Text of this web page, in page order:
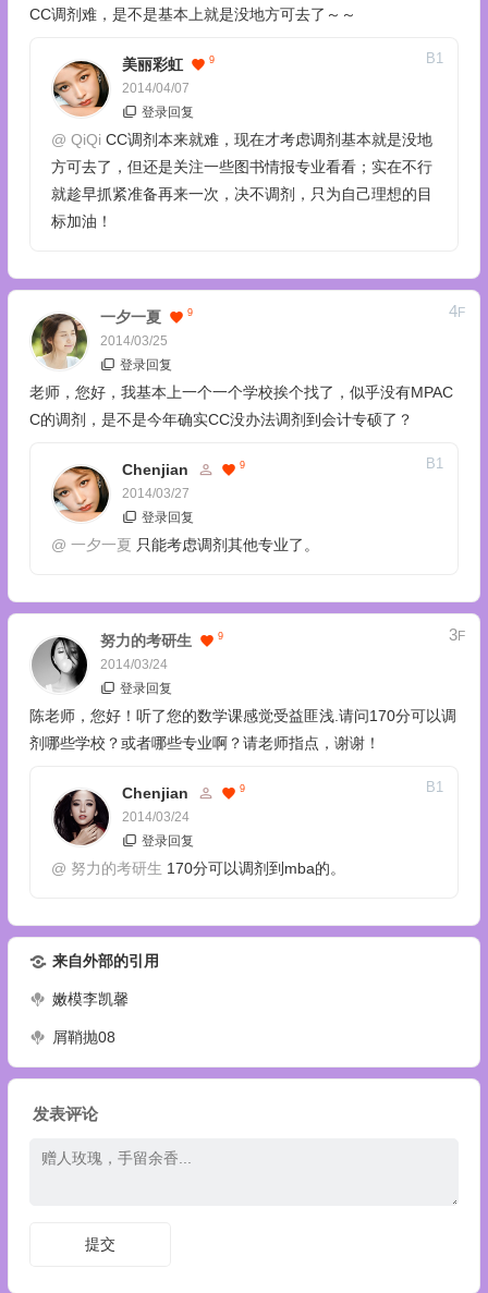
CC调剂难，是不是基本上就是没地方可去了～～
美丽彩虹 9
2014/04/07
B1
登录回复
@ QiQi CC调剂本来就难，现在才考虑调剂基本就是没地
方可去了，但还是关注一些图书情报专业看看；实在不行
就趁早抓紧准备再来一次，决不调剂，只为自己理想的目
标加油！
一夕一夏 9
2014/03/25
4F
登录回复
老师，您好，我基本上一个一个学校挨个找了，似乎没有MPAC
C的调剂，是不是今年确实CC没办法调剂到会计专硕了？
Chenjian 9
2014/03/27
B1
登录回复
@ 一夕一夏 只能考虑调剂其他专业了。
努力的考研生 9
2014/03/24
3F
登录回复
陈老师，您好！听了您的数学课感觉受益匪浅.请问170分可以调
剂哪些学校？或者哪些专业啊？请老师指点，谢谢！
Chenjian 9
2014/03/24
B1
登录回复
@ 努力的考研生 170分可以调剂到mba的。
来自外部的引用
嫩模李凯馨
屑鞘抛08
发表评论